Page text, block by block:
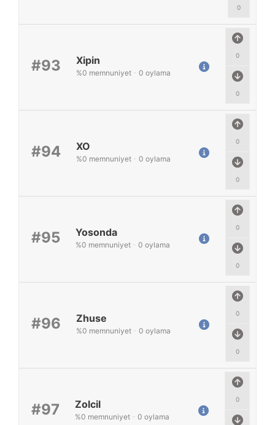
0
#93
0
0
Xipin
%0 memnuniyet - 0 oylama
#94
0
0
XO
%0 memnuniyet - 0 oylama
#95
0
0
Yosonda
%0 memnuniyet - 0 oylama
#96
0
0
Zhuse
%0 memnuniyet - 0 oylama
#97
0
Zolcil
%0 memnuniyet - 0 oylama